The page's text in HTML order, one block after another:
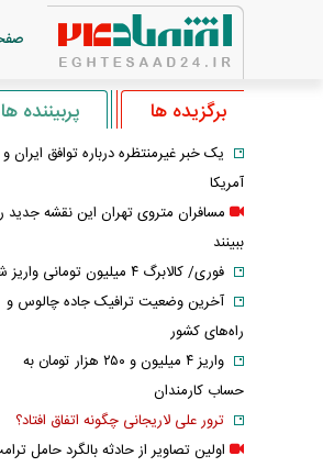
برگزیده ها پربیننده ها
یک خبر غیرمنتظره درباره توافق ایران و
آمریکا
مسافران متروی تهران این نقشه جدید
ببینند
فوری/ کالابرگ ۴ میلیون تومانی واریز شد
آخرین وضعیت ترافیک جاده چالوس و
راه‌های کشور
واریز ۴ میلیون و ۲۵۰ هزار تومان به
حساب کارمندان
ترور علی لاریجانی چگونه اتفاق افتاد؟
اولین تصاویر از حادثه بالگرد حامل